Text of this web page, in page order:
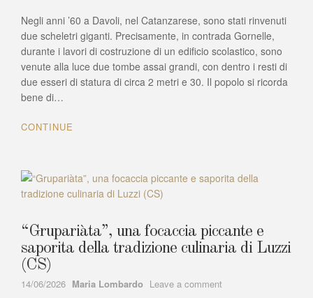
TERRA
DI
GIGANTI?
SCOPRIAMOLO
INSIEME!
Negli anni ’60 a Davoli, nel Catanzarese, sono stati rinvenuti
due scheletri giganti. Precisamente, in contrada Gornelle,
durante i lavori di costruzione di un edificio scolastico, sono
venute alla luce due tombe assai grandi, con dentro i resti di
due esseri di statura di circa 2 metri e 30. Il popolo si ricorda
bene di…
CONTINUE
“Grupariàta”, una focaccia piccante e
saporita della tradizione culinaria di Luzzi
(CS)
14/06/2026 Author
Maria Lombardo Leave a comment